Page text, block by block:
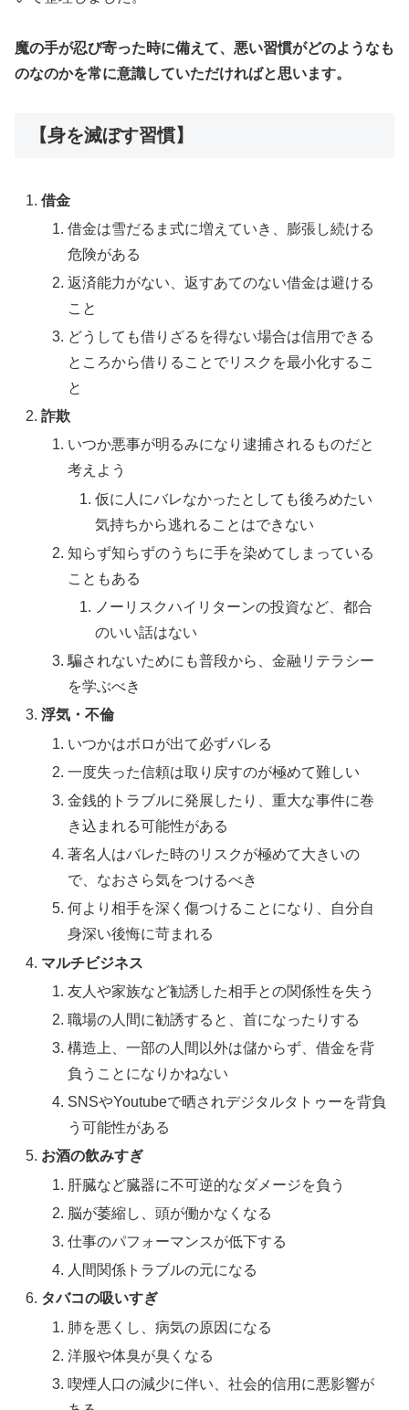
魔の手が忍び寄った時に備えて、悪い習慣がどのようなも
のなのかを常に意識していただければと思います。
【身を滅ぼす習慣】
借金
借金は雪だるま式に増えていき、膨張し続ける
危険がある
返済能力がない、返すあてのない借金は避ける
こと
どうしても借りざるを得ない場合は信用できる
ところから借りることでリスクを最小化するこ
と
詐欺
いつか悪事が明るみになり逮捕されるものだと
考えよう
仮に人にバレなかったとしても後ろめたい
気持ちから逃れることはできない
知らず知らずのうちに手を染めてしまっている
こともある
ノーリスクハイリターンの投資など、都合
のいい話はない
騙されないためにも普段から、金融リテラシー
を学ぶべき
浮気・不倫
いつかはボロが出て必ずバレる
一度失った信頼は取り戻すのが極めて難しい
金銭的トラブルに発展したり、重大な事件に巻
き込まれる可能性がある
著名人はバレた時のリスクが極めて大きいの
で、なおさら気をつけるべき
何より相手を深く傷つけることになり、自分自
身深い後悔に苛まれる
マルチビジネス
友人や家族など勧誘した相手との関係性を失う
職場の人間に勧誘すると、首になったりする
構造上、一部の人間以外は儲からず、借金を背
負うことになりかねない
SNSやYoutubeで晒されデジタルタトゥーを背負
う可能性がある
お酒の飲みすぎ
肝臓など臓器に不可逆的なダメージを負う
脳が萎縮し、頭が働かなくなる
仕事のパフォーマンスが低下する
人間関係トラブルの元になる
タバコの吸いすぎ
肺を悪くし、病気の原因になる
洋服や体臭が臭くなる
喫煙人口の減少に伴い、社会的信用に悪影響が